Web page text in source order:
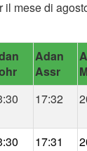
il mese di
Adan
Assr
17:32
17:31